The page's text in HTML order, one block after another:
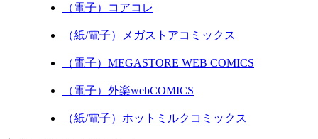
（電子）コアコレ
（紙/電子）メガストアコミックス
（電子）MEGASTORE WEB COMICS
（電子）外楽webCOMICS
（紙/電子）ホットミルクコミックス